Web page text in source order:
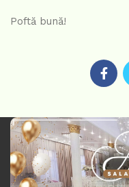
Poftă bună!